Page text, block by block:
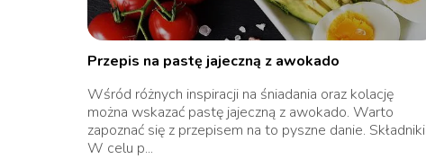
Przepis na pastę jajeczną z awokado
Wśród różnych inspiracji na śniadania oraz kolację
można wskazać pastę jajeczną z awokado. Warto
zapoznać się z przepisem na to pyszne danie. Składniki
W celu p...